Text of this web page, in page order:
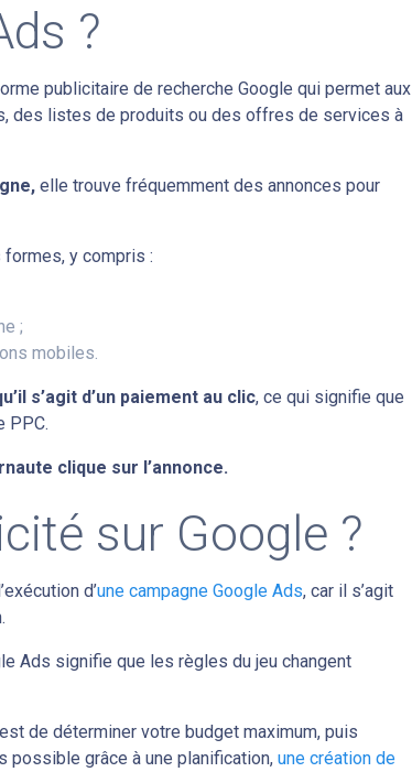
?
publicitaire de recherche Google qui permet aux
des listes de produits ou des offres de services à
elle trouve fréquemment des annonces pour
y compris :
;
mobiles.
s’agit d’un paiement au clic, ce qui signifie que
PPC.
clique sur l’annonce.
sur Google ?
d’une campagne Google Ads, car il s’agit
Ads signifie que les règles du jeu changent
est de déterminer votre budget maximum, puis
possible grâce à une planification,une création de